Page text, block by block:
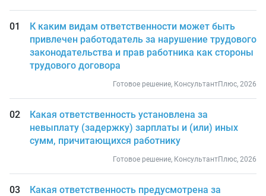
К каким видам ответственности может быть
привлечен работодатель за нарушение трудового
законодательства и прав работника как стороны
трудового договора
Готовое решение, КонсультантПлюс, 2026
Какая ответственность установлена за
невыплату (задержку) зарплаты и (или) иных
сумм, причитающихся работнику
Готовое решение, КонсультантПлюс, 2026
Какая ответственность предусмотрена за